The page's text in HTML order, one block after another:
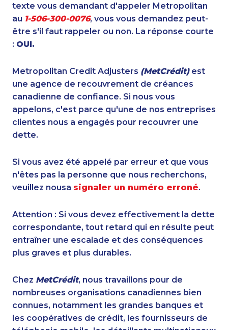
texte vous demandant d'appeler Metropolitan
au 1-506-300-0076, vous vous demandez peut-
être s'il faut rappeler ou non. La réponse courte
: OUI.
Metropolitan Credit Adjusters (MetCrédit)est
une agence de recouvrement de créances
canadienne de confiance. Si nous vous
appelons, c'est parce qu'une de nos entreprises
clientes nous a engagés pour recouvrer une
dette.
Si vous avez été appelé par erreur et que vous
n'êtes pas la personne que nous recherchons,
veuillez nousa signaler un numéro erroné.
Attention : Si vous devez effectivement la dette
correspondante, tout retard qui en résulte peut
entraîner une escalade et des conséquences
plus graves et plus durables.
Chez MetCrédit, nous travaillons pour de
nombreuses organisations canadiennes bien
connues, notamment les grandes banques et
les coopératives de crédit, les fournisseurs de